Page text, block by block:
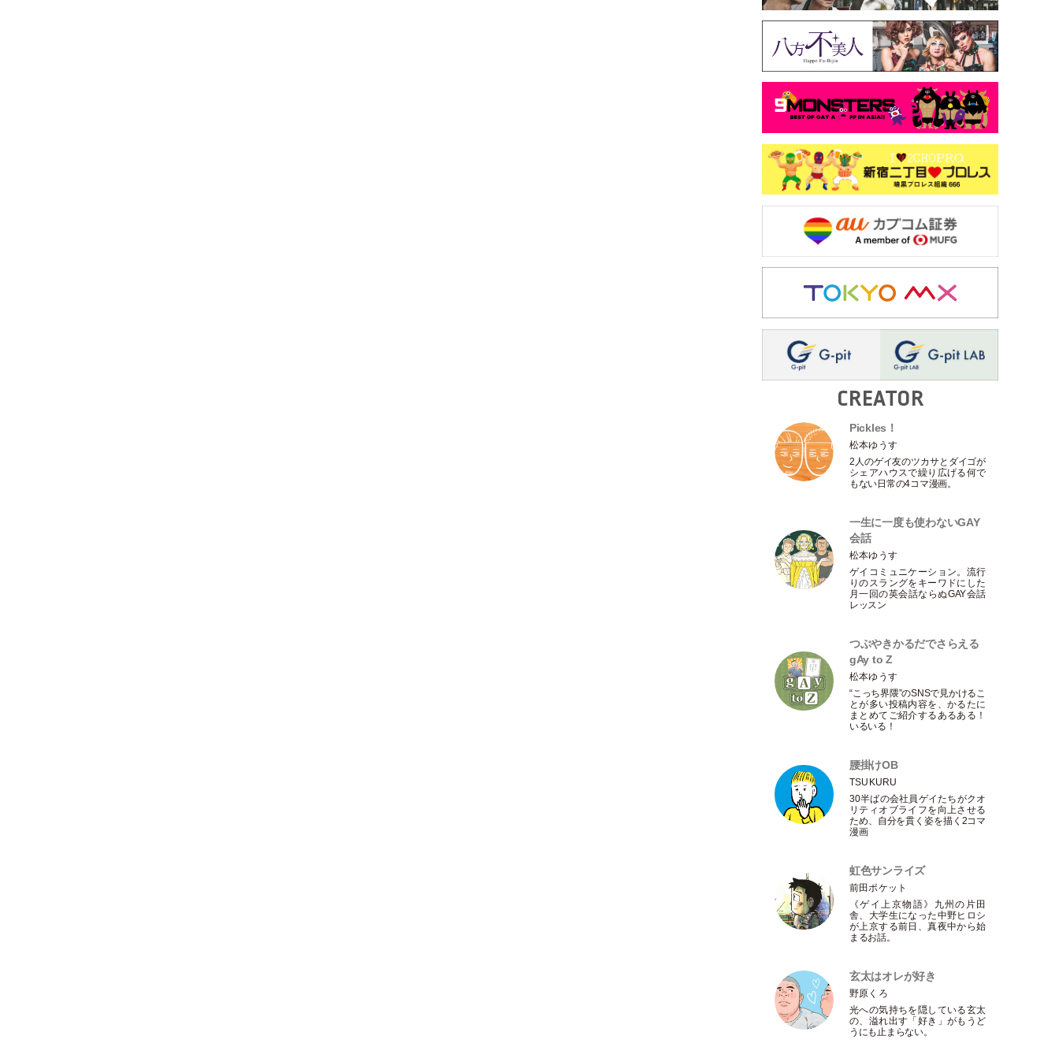
CREATOR
Pickles！
松本ゆうす
2人のゲイ友のツカサとダイゴが
シェアハウスで繰り広げる何で
もない日常の4コマ漫画。
一生に一度も使わないGAY
会話
松本ゆうす
ゲイコミュニケーション。流行
りのスラングをキーワドにした
月一回の英会話ならぬGAY会話
レッスン
つぶやきかるだでさらえる
gAy to Z
松本ゆうす
“こっち界隈”のSNSで見かけるこ
とが多い投稿内容を、かるたに
まとめてご紹介するあるある！
いるいる！
腰掛けOB
TSUKURU
30半ばの会社員ゲイたちがクオ
リティオブライフを向上させる
ため、自分を貫く姿を描く2コマ
漫画
虹色サンライズ
前田ポケット
《ゲイ上京物語》九州の片田
舎、大学生になった中野ヒロシ
が上京する前日、真夜中から始
まるお話。
玄太はオレが好き
野原くろ
光への気持ちを隠している玄太
の、溢れ出す 「好き 」がもうど
うにも止まらない。